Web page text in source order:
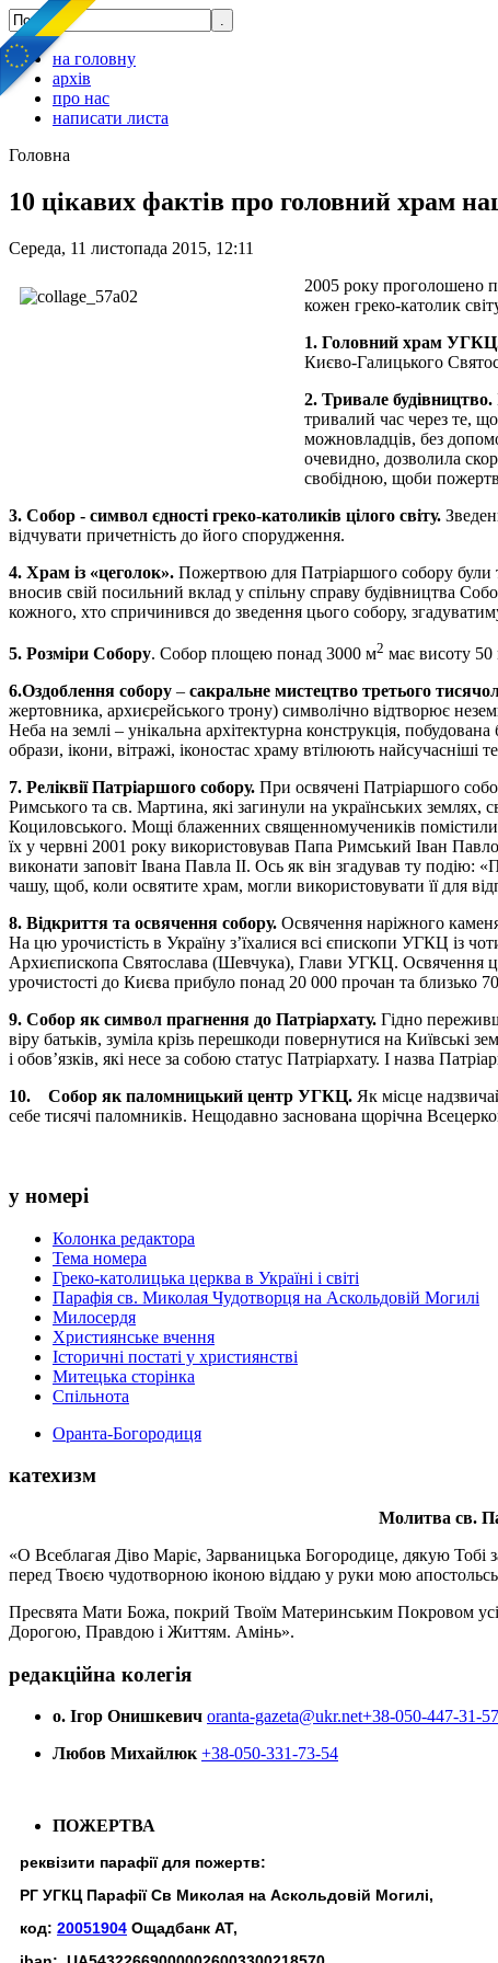
на головну
архів
про нас
написати листа
Головна
10 цікавих фактів про головний храм
Середа, 11 листопада 2015, 12:11
2005 року проголошено
кожен греко-католик
1. Головний храм
Києво-Галицького
2. Тривале будівництво.
тривалий час через те,
можновладців, без
очевидно, дозволила
свобідною, щоби
3. Собор - символ єдності греко-католиків цілого світу.
відчувати причетність до його спорудження.
4. Храм із «цеголок». Пожертвою для Патріаршого собору були
вносив свій посильний вклад у спільну справу будівництва
кожного, хто спричинився до зведення цього собору,
5. Розміри Собору. Собор площею понад 3000 м2 має висоту 50
6.Оздоблення собору – сакральне мистецтво третього
жертовника, архиєрейського трону) символічно відтворює
Неба на землі – унікальна архітектурна конструкція,
образи, ікони, вітражі, іконостас храму втілюють найсучасніші
7. Реліквії Патріаршого собору. При освячені Патріаршого
Римського та св. Мартина, які загинули на українських
Коциловського. Мощі блаженних священномучеників
їх у червні 2001 року використовував Папа Римський Іван
виконати заповіт Івана Павла ІІ. Ось як він згадував ту
чашу, щоб, коли освятите храм, могли використовувати її для
8. Відкриття та освячення собору. Освячення наріжного
На цю урочистість в Україну з’їхалися всі єпископи УГКЦ із
Архиєпископа Святослава (Шевчука), Глави УГКЦ. Освячення
урочистості до Києва прибуло понад 20 000 прочан та близько
9. Собор як символ прагнення до Патріархату. Гідно
віру батьків, зуміла крізь перешкоди повернутися на Київські
і обов’язків, які несе за собою статус Патріархату. І назва
10. Собор як паломницький центр УГКЦ. Як місце
себе тисячі паломників. Нещодавно заснована щорічна
у номері
Колонка редактора
Тема номера
Греко-католицька церква в Україні і світі
Парафія св. Миколая Чудотворця на Аскольдовій Могилі
Милосердя
Християнське вчення
Історичні постаті у християнстві
Митецька сторінка
Спільнота
Оранта-Богородиця
катехизм
Молитва св.
«О Всеблагая Діво Маріє, Зарваницька Богородице, дякую Тобі
перед Твоєю чудотворною іконою віддаю у руки мою
Пресвята Мати Божа, покрий Твоїм Материнським Покровом усіх
Дорогою, Правдою і Життям. Амінь».
редакційна колегія
о. Ігор Онишкевич oranta-gazeta@ukr.net+38-050-447-31-57
Любов Михайлюк+38-050-331-73-54
ПОЖЕРТВА
реквізити парафії для пожертв:
РГ УГКЦ Парафії Св Миколая на Аскольдовій Могилі,
код: 20051904 Ощадбанк АТ,